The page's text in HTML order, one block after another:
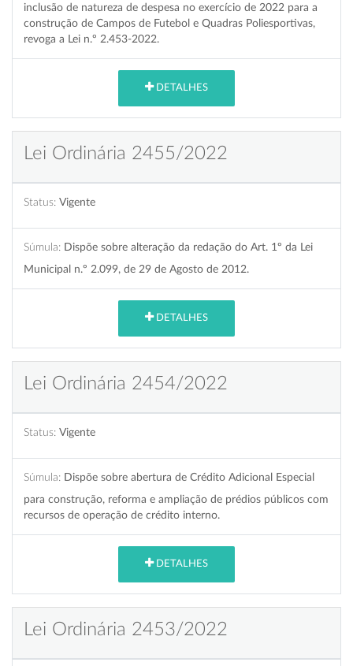
inclusão de natureza de despesa no exercício de 2022 para a
construção de Campos de Futebol e Quadras Poliesportivas,
revoga a Lei n.º 2.453-2022.
DETALHES
Lei Ordinária 2455/2022
Status: Vigente
Súmula: Dispõe sobre alteração da redação do Art. 1º da Lei
Municipal n.º 2.099, de 29 de Agosto de 2012.
DETALHES
Lei Ordinária 2454/2022
Status: Vigente
Súmula: Dispõe sobre abertura de Crédito Adicional Especial
para construção, reforma e ampliação de prédios públicos com
recursos de operação de crédito interno.
DETALHES
Lei Ordinária 2453/2022